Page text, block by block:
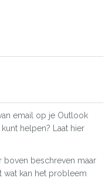
email op je Outlook
helpen? Laat hier
boven beschreven maar
wat kan het probleem